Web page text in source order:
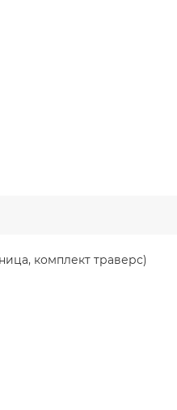
комплект траверс)